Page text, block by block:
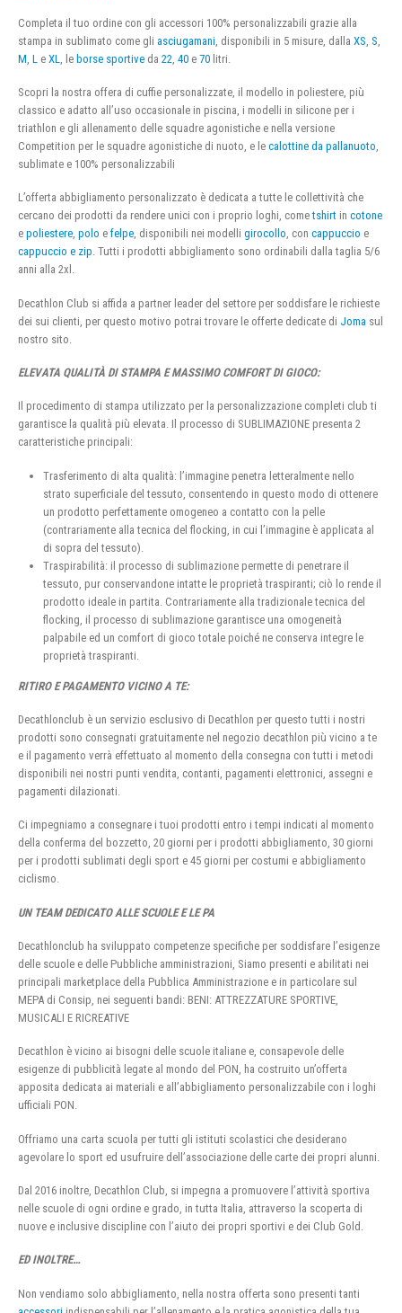
Completa il tuo ordine con gli accessori 100% personalizzabili grazie alla
stampa in sublimato come gli asciugamani , disponibili in 5 misure, dalla XS S
M L e XL , le borse sportive da 22 40 e 70 litri.
Scopri la nostra offera di cuffie personalizzate, il modello in poliestere, più
classico e adatto all’uso occasionale in piscina, i modelli in silicone per i
triathlon e gli allenamento delle squadre agonistiche e nella versione
Competition per le squadre agonistiche di nuoto, e le calottine da pallanuoto,
sublimate e 100% personalizzabili
L’offerta abbigliamento personalizzato è dedicata a tutte le collettività che
cercano dei prodotti da rendere unici con i proprio loghi, cometshirt in cotone
e poliestere, polo e felpe, disponibili nei modelli girocollo, con cappuccio e
cappuccio e zip. Tutti i prodotti abbigliamento sono ordinabili dalla taglia 5/6
anni alla 2xl.
Decathlon Club si affida a partner leader del settore per soddisfare le richieste
dei sui clienti, per questo motivo potrai trovare le offerte dedicate di Joma sul
nostro sito.
ELEVATA QUALITÀ DI STAMPA E MASSIMO COMFORT DI GIOCO:
Il procedimento di stampa utilizzato per la personalizzazione completi club ti
garantisce la qualità più elevata. Il processo di SUBLIMAZIONE presenta 2
caratteristiche principali:
Trasferimento di alta qualità: l’immagine penetra letteralmente nello
strato superficiale del tessuto, consentendo in questo modo di ottenere
un prodotto perfettamente omogeneo a contatto con la pelle
(contrariamente alla tecnica del flocking, in cui l’immagine è applicata al
di sopra del tessuto).
Traspirabilità: il processo di sublimazione permette di penetrare il
tessuto, pur conservandone intatte le proprietà traspiranti; ciò lo rende il
prodotto ideale in partita. Contrariamente alla tradizionale tecnica del
flocking, il processo di sublimazione garantisce una omogeneità
palpabile ed un comfort di gioco totale poiché ne conserva integre le
proprietà traspiranti.
RITIRO E PAGAMENTO VICINO A TE:
Decathlonclub è un servizio esclusivo di Decathlon per questo tutti i nostri
prodotti sono consegnati gratuitamente nel negozio decathlon più vicino a te
e il pagamento verrà effettuato al momento della consegna con tutti i metodi
disponibili nei nostri punti vendita, contanti, pagamenti elettronici, assegni e
pagamenti dilazionati.
Ci impegniamo a consegnare i tuoi prodotti entro i tempi indicati al momento
della conferma del bozzetto, 20 giorni per i prodotti abbigliamento, 30 giorni
per i prodotti sublimati degli sport e 45 giorni per costumi e abbigliamento
ciclismo.
UN TEAM DEDICATO ALLE SCUOLE E LE PA
Decathlonclub ha sviluppato competenze specifiche per soddisfare l’esigenze
delle scuole e delle Pubbliche amministrazioni, Siamo presenti e abilitati nei
principali marketplace della Pubblica Amministrazione e in particolare sul
MEPA di Consip, nei seguenti bandi: BENI: ATTREZZATURE SPORTIVE,
MUSICALI E RICREATIVE
Decathlon è vicino ai bisogni delle scuole italiane e, consapevole delle
esigenze di pubblicità legate al mondo del PON, ha costruito un’offerta
apposita dedicata ai materiali e all’abbigliamento personalizzabile con i loghi
ufficiali PON.
Offriamo una carta scuola per tutti gli istituti scolastici che desiderano
agevolare lo sport ed usufruire dell’associazione delle carte dei propri alunni.
Dal 2016 inoltre, Decathlon Club, si impegna a promuovere l’attività sportiva
nelle scuole di ogni ordine e grado, in tutta Italia, attraverso la scoperta di
nuove e inclusive discipline con l’aiuto dei propri sportivi e dei Club Gold.
ED INOLTRE…
Non vendiamo solo abbigliamento, nella nostra offerta sono presenti tanti